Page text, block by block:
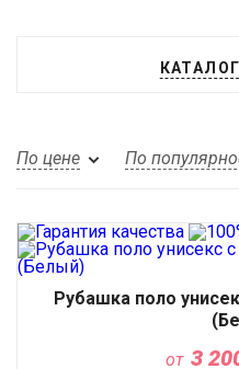
По цене По
Рубашка поло
от 3